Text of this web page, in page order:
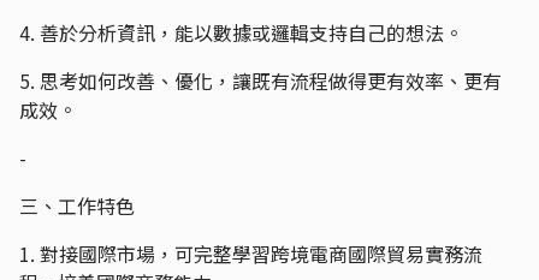
4. 善於分析資訊，能以數據或邏輯支持自己的想法。
5. 思考如何改善、優化，讓既有流程做得更有效率、更有
成效。
-
三、工作特色
1. 對接國際市場，可完整學習跨境電商國際貿易實務流